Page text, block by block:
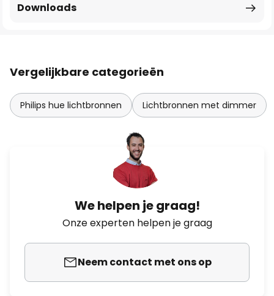
Downloads
Vergelijkbare categorieën
Philips hue lichtbronnen Lichtbronnen met dimmer
We helpen je graag!
Onze experten helpen je graag
Neem contact met ons op